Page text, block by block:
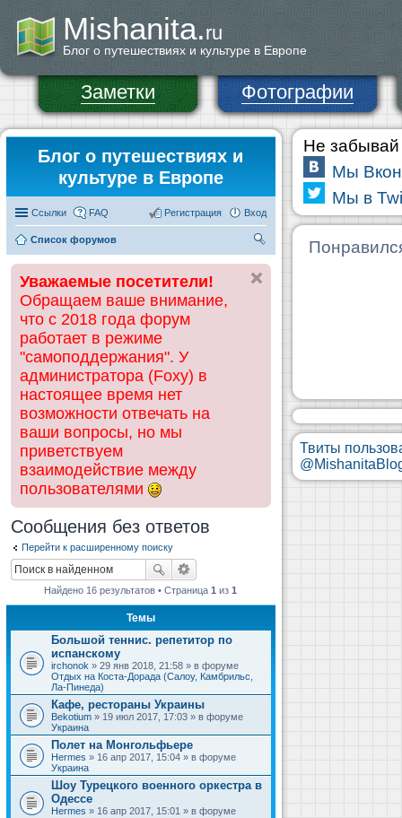
Mishanita.ru
Блог о путешествиях и культуре в Европе
Заметки Фотографии
Блог о путешествиях и
культуре в Европе
Ссылки FAQ Вход
Регистрация
Список форумов
ск
Уважаемые посетители!
Обращаем ваше внимание,
что с 2018 года форум
работает в режиме
"самоподдержания". У
администратора (Foxy) в
настоящее время нет
возможности отвечать на
ваши вопросы, но мы
приветствуем
взаимодействие между
пользователями
Сообщения без ответов
Перейти к расширенному поиску
Найдено 16 результатов • Страница1 из1
Темы
Большой теннис. репетитор по
испанскому
irchonok » 29 янв 2018, 21:58 » в форуме
Отдых на Коста-Дорада (Салоу, Камбрильс,
Ла-Пинеда)
Кафе, рестораны Украины
Bekotium » 19 июл 2017, 17:03 » в форуме
Украина
Полет на Монгольфьере
Hermes » 16 апр 2017, 15:04 » в форуме
Украина
Шоу Турецкого военного оркестра в
Одессе
Hermes » 16 апр 2017, 15:01 » в форуме
Не забывай
Мы
Мы в
Твиты